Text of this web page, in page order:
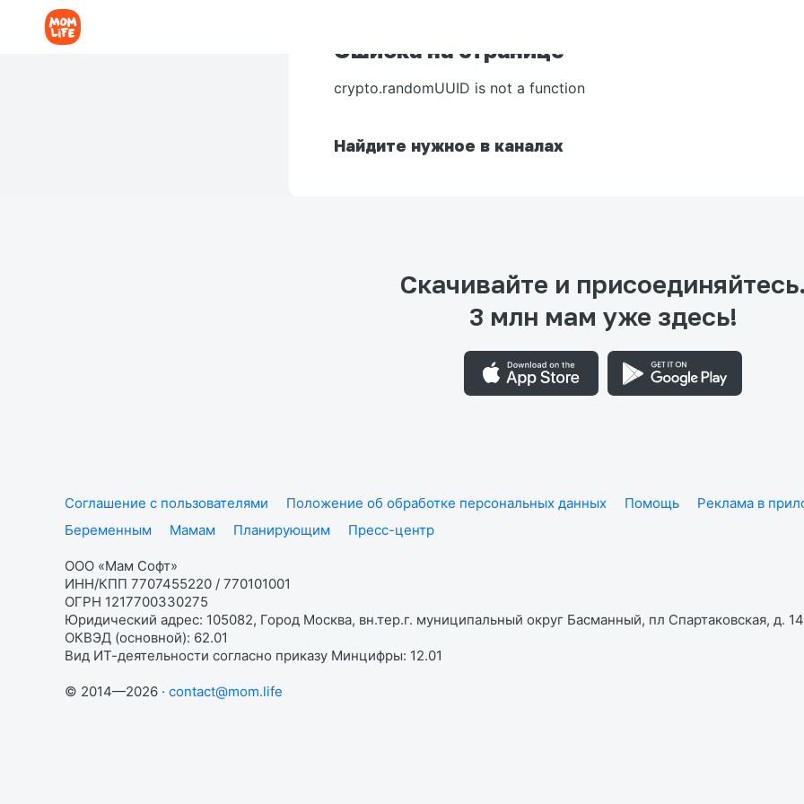
Ошибка на странице
crypto.randomUUID is not a function
Найдите нужное в каналах
Скачивайте и присоединяйтесь.
3 млн мам уже здесь!
Соглашение с пользователями Положение об обработке персональных данных Помощь Реклама в
Беременным
Мамам Планирующим Пресс-центр
ООО «Мам Софт»
ИНН/КПП 7707455220 / 770101001
ОГРН 1217700330275
Юридический адрес: 105082, Город Москва, вн.тер.г. муниципальный округ Басманный, пл Спартаковская, д.
ОКВЭД (основной): 62.01
Вид ИТ-деятельности согласно приказу Минцифры: 12.01
© 2014—2026 · contact@mom.life